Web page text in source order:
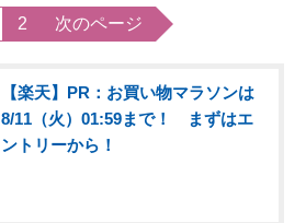
2 次のページ
【楽天】PR：お買い物マラソンは
8/11（火）01:59まで！ まずはエ
ントリーから！